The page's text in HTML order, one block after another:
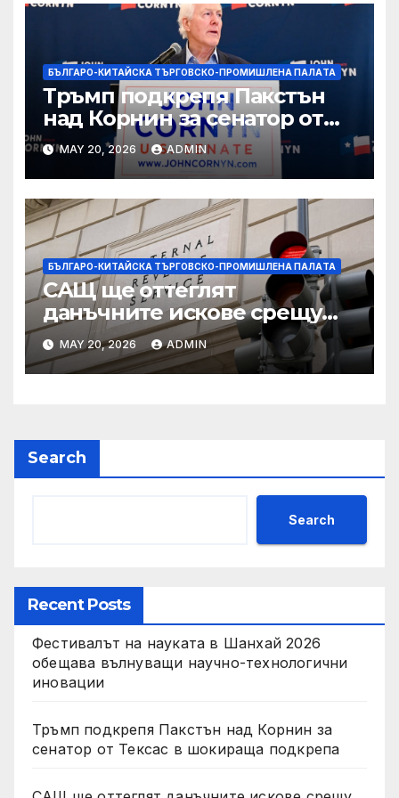
БЪЛГАРО-КИТАЙСКА ТЪРГОВСКО-ПРОМИШЛЕНА ПАЛAТА
Тръмп подкрепя Пакстън
над Корнин за сенатор от
Тексас в шокираща
подкрепа
MAY 20, 2026 ADMIN
БЪЛГАРО-КИТАЙСКА ТЪРГОВСКО-ПРОМИШЛЕНА ПАЛAТА
САЩ ще оттеглят
данъчните искове срещу
Тръмп „завинаги“ в
сделката за съдебно дело с
IRS
MAY 20, 2026 ADMIN
Search
Search
Recent Posts
Фестивалът на науката в Шанхай 2026
обещава вълнуващи научно-технологични
иновации
Тръмп подкрепя Пакстън над Корнин за
сенатор от Тексас в шокираща подкрепа